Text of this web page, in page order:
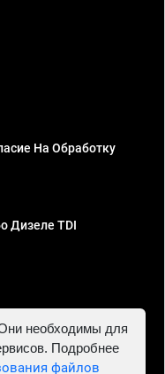
На Обработку
Дизеле TDI
781302555843,
необходимы для
Подробнее
файлов